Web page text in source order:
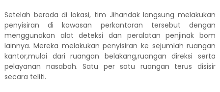
Setelah berada di lokasi, tim Jihandak langsung melakukan
penyisiran di kawasan perkantoran tersebut dengan
menggunakan alat deteksi dan peralatan penjinak bom
lainnya. Mereka melakukan penyisiran ke sejumlah ruangan
kantor,mulai dari ruangan belakang,ruangan direksi serta
pelayanan nasabah. Satu per satu ruangan terus disisir
secara teliti.